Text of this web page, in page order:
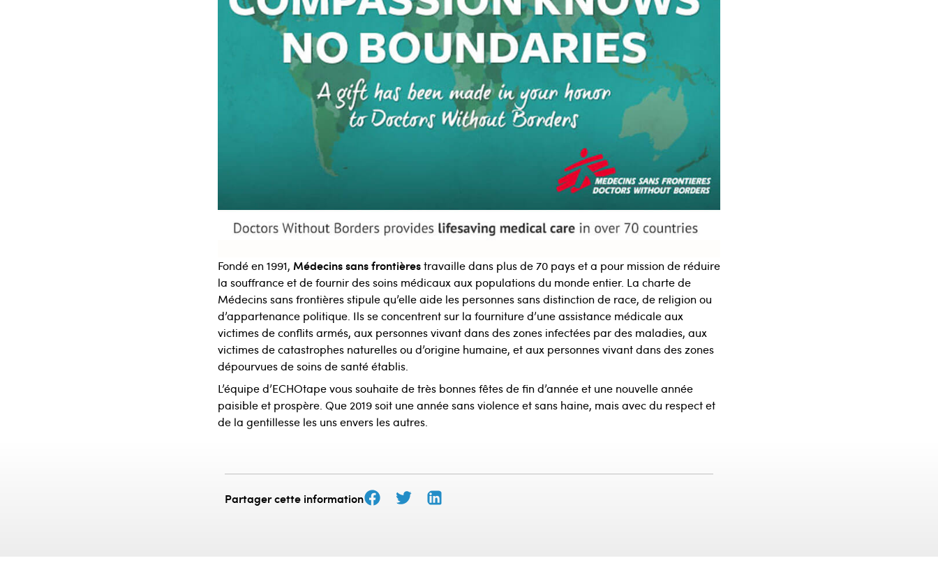
Fondé en 1991, Médecins sans frontièrestravaille dans plus de 70 pays et a pour mission de réduire
la souffrance et de fournir des soins médicaux aux populations du monde entier. La charte de
Médecins sans frontières stipule qu’elle aide les personnes sans distinction de race, de religion ou
d’appartenance politique. Ils se concentrent sur la fourniture d’une assistance médicale aux
victimes de conflits armés, aux personnes vivant dans des zones infectées par des maladies, aux
victimes de catastrophes naturelles ou d’origine humaine, et aux personnes vivant dans des zones
dépourvues de soins de santé établis.
L’équipe d’ECHOtape vous souhaite de très bonnes fêtes de fin d’année et une nouvelle année
paisible et prospère. Que 2019 soit une année sans violence et sans haine, mais avec du respect et
de la gentillesse les uns envers les autres.
Partager cette information